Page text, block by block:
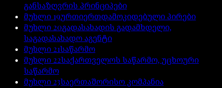
განსაზღვრის პრინციპები
მუხლი 19ურთიერთდამოკიდებული პირები
მუხლი 20გადასახადის გადამხდელი,
საგადასახადო აგენტი
მუხლი 21საწარმო
მუხლი 22საქართველოს საწარმო, უცხოური
საწარმო
მუხლი 23საერთაშორისო კომპანია